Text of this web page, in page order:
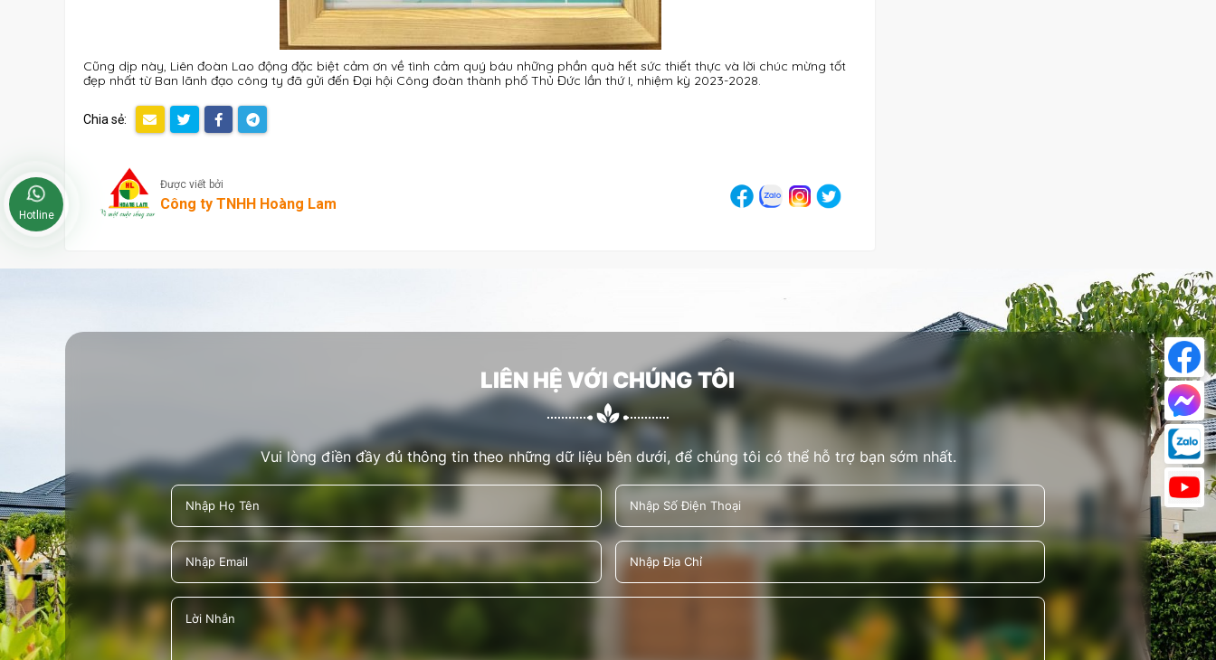
Cũng dịp này, Liên đoàn Lao động đặc biệt cảm ơn về tình cảm quý báu những phần quà hết sức thiết thực và lời chúc mừng tốt
đẹp nhất từ Ban lãnh đạo công ty đã gửi đến Đại hội Công đoàn thành phố Thủ Đức lần thứ I, nhiệm kỳ 2023-2028.
Chia sẻ:
Được viết bởi
Công ty TNHH Hoàng Lam
LIÊN HỆ VỚI CHÚNG TÔI
Vui lòng điền đầy đủ thông tin theo những dữ liệu bên dưới, để chúng tôi có thể hỗ trợ bạn sớm nhất.
Hotline